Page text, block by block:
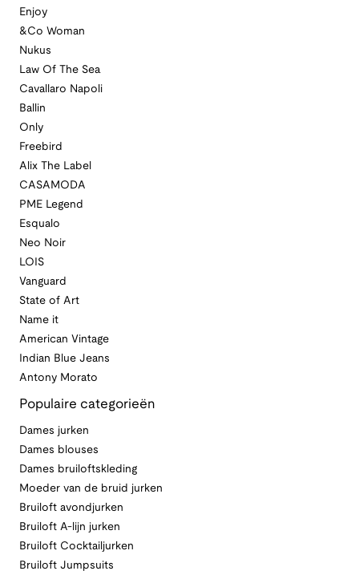
Enjoy
&Co Woman
Nukus
Law Of The Sea
Cavallaro Napoli
Ballin
Only
Freebird
Alix The Label
CASAMODA
PME Legend
Esqualo
Neo Noir
LOIS
Vanguard
State of Art
Name it
American Vintage
Indian Blue Jeans
Antony Morato
Populaire categorieën
Dames jurken
Dames blouses
Dames bruiloftskleding
Moeder van de bruid jurken
Bruiloft avondjurken
Bruiloft A-lijn jurken
Bruiloft Cocktailjurken
Bruiloft Jumpsuits